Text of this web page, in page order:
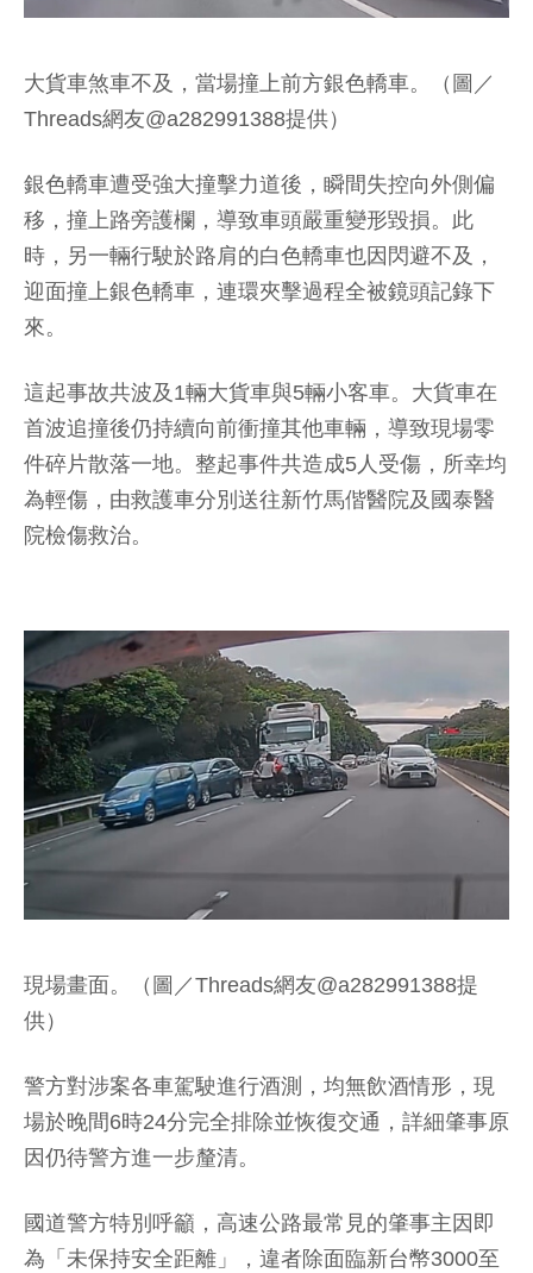
大貨車煞車不及，當場撞上前方銀色轎車。（圖／
Threads網友@a282991388提供）
銀色轎車遭受強大撞擊力道後，瞬間失控向外側偏
移，撞上路旁護欄，導致車頭嚴重變形毀損。此
時，另一輛行駛於路肩的白色轎車也因閃避不及，
迎面撞上銀色轎車，連環夾擊過程全被鏡頭記錄下
來。
這起事故共波及1輛大貨車與5輛小客車。大貨車在
首波追撞後仍持續向前衝撞其他車輛，導致現場零
件碎片散落一地。整起事件共造成5人受傷，所幸均
為輕傷，由救護車分別送往新竹馬偕醫院及國泰醫
院檢傷救治。
現場畫面。（圖／Threads網友@a282991388提
供）
警方對涉案各車駕駛進行酒測，均無飲酒情形，現
場於晚間6時24分完全排除並恢復交通，詳細肇事原
因仍待警方進一步釐清。
國道警方特別呼籲，高速公路最常見的肇事主因即
為「未保持安全距離」，違者除面臨新台幣3000至